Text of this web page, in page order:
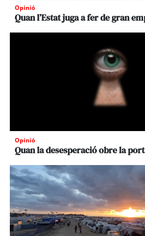
Opinió
Quan l’Estat juga a fer de gran
Opinió
Quan la desesperació obre la